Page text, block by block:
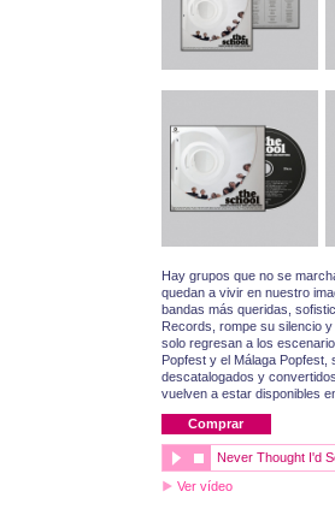
Hay grupos que no se
quedan a vivir en nuestro
bandas más queridas,
Records, rompe su silencio
solo regresan a los
Popfest y el Málaga
descatalogados y
vuelven a estar disponibles
Comprar
Never Thought I'd
Ver vídeo